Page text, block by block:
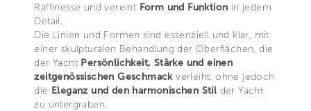
Raffinesse und vereint Form und Funktion in jedem
Detail.
Die Linien und Formen sind essenziell und klar, mit
einer skulpturalen Behandlung der Oberflächen, die
der YachtPersönlichkeit, Stärke und einen
zeitgenössischen Geschmackverleiht, ohne jedoch
die Eleganz und den harmonischen Stil der Yacht
zu untergraben.